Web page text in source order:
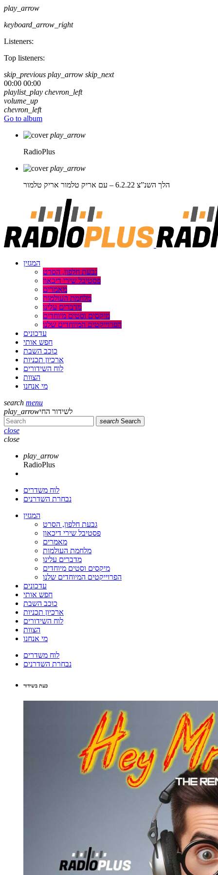
play_arrow
keyboard_arrow_right
Listeners:
Top listeners:
skip_previous play_arrow skip_next
00:00 00:00
playlist_play chevron_left
volume_up
chevron_left
Go to album
play_arrow
RadioPlus
play_arrow
הלך השנ”צ 6.2.22 – עם אריק טלמור
אריק טלמור
המגזין
גבעת חלפון, הסרט
פסטיבל שירי דיכאון
מאמרים
מלחמת העולמות
מדברים עלינו
מיקסים וסטים מיוחדים
הפרוייקטים המיוחדים שלנו
עדכונים
חפש אותי
כוכב השבת
ארכיון תכניות
לוח השידורים
הצוות
מי אנחנו
search menu
play_arrowלשידור החי
search Search
close
close
play_arrow
RadioPlus
לוח משדרים
נבחרת השדרנים
המגזין
גבעת חלפון, הסרט
פסטיבל שירי דיכאון
מאמרים
מלחמת העולמות
מדברים עלינו
מיקסים וסטים מיוחדים
הפרוייקטים המיוחדים שלנו
עדכונים
חפש אותי
כוכב השבת
ארכיון תכניות
לוח השידורים
הצוות
מי אנחנו
לוח משדרים
נבחרת השדרנים
כעת בשידור